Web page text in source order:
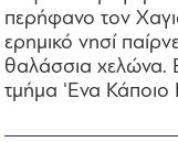
περήφανο τον
ερημικό νησί
θαλάσσια χελώνα.
τμήμα 'Ενα Κάποιο